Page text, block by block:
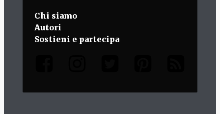
Chi siamo
Autori
Sostieni e partecipa